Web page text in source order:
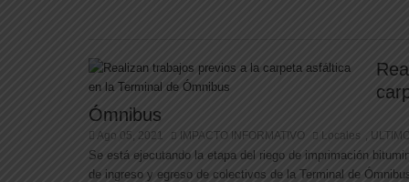
Ómnibus
Ago 05, 2021 IMPACTO INFORMATIVO Locales
Se está ejecutando la etapa del riego de imprimación
de ingreso y egreso de colectivos de la Terminal de